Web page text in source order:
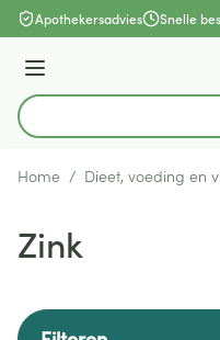
Ga naar de inhoud
Apothekersadvies Snelle
Menu
Product, merk, categorie...
Home / Dieet, voeding en
Zink